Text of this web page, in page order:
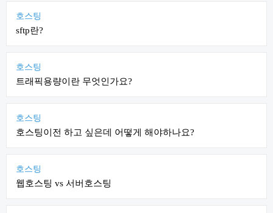
호스팅
sftp란?
호스팅
트래픽용량이란 무엇인가요?
호스팅
호스팅이전 하고 싶은데 어떻게 해야하나요?
호스팅
웹호스팅 vs 서버호스팅